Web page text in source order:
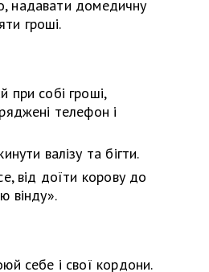
надавати домедичну
гроші.
при собі гроші,
телефон і
валізу та бігти.
від доїти корову до
вінду».
себе і свої кордони.